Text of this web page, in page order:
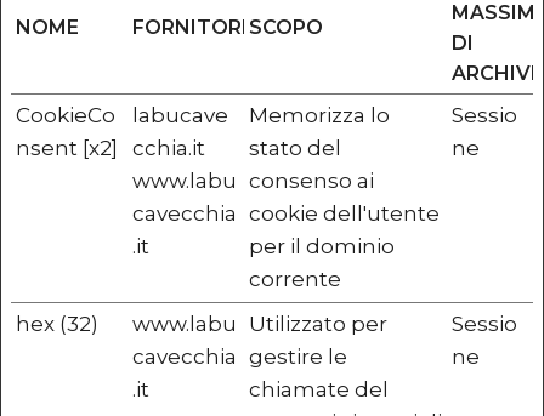
NOME FORNITORESCOPO
DI
CookieCo
nsent [x2]
labucave
cchia.it
www.labu
cavecchia
.it
Memorizza lo
stato del
consenso ai
cookie dell'utente
per il dominio
corrente
Sessio
ne
hex (32)
www.labu
cavecchia
.it
Utilizzato per
gestire le
chiamate del
Sessio
ne